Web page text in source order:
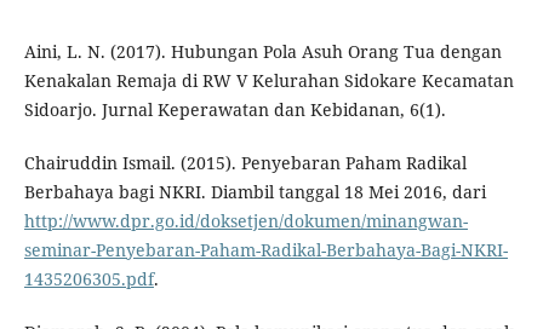
Aini, L. N. (2017). Hubungan Pola Asuh Orang Tua dengan
Kenakalan Remaja di RW V Kelurahan Sidokare Kecamatan
Sidoarjo. Jurnal Keperawatan dan Kebidanan, 6(1).
Chairuddin Ismail. (2015). Penyebaran Paham Radikal
Berbahaya bagi NKRI. Diambil tanggal 18 Mei 2016, dari
http://www.dpr.go.id/doksetjen/dokumen/minangwan-
seminar-Penyebaran-Paham-Radikal-Berbahaya-Bagi-NKRI-
1435206305.pdf.